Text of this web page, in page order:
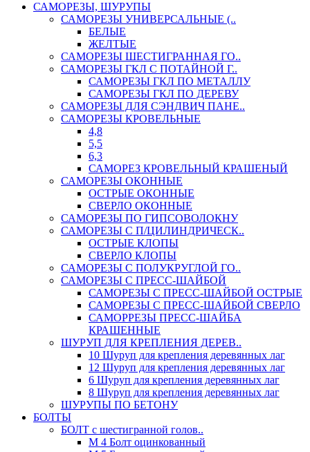
САМОРЕЗЫ, ШУРУПЫ
САМОРЕЗЫ УНИВЕРСАЛЬНЫЕ (..
БЕЛЫЕ
ЖЕЛТЫЕ
САМОРЕЗЫ ШЕСТИГРАННАЯ ГО..
САМОРЕЗЫ ГКЛ С ПОТАЙНОЙ Г..
САМОРЕЗЫ ГКЛ ПО МЕТАЛЛУ
САМОРЕЗЫ ГКЛ ПО ДЕРЕВУ
САМОРЕЗЫ ДЛЯ СЭНДВИЧ ПАНЕ..
САМОРЕЗЫ КРОВЕЛЬНЫЕ
4,8
5,5
6,3
САМОРЕЗ КРОВЕЛЬНЫЙ КРАШЕНЫЙ
САМОРЕЗЫ ОКОННЫЕ
ОСТРЫЕ ОКОННЫЕ
СВЕРЛО ОКОННЫЕ
САМОРЕЗЫ ПО ГИПСОВОЛОКНУ
САМОРЕЗЫ С П/ЦИЛИНДРИЧЕСК..
ОСТРЫЕ КЛОПЫ
СВЕРЛО КЛОПЫ
САМОРЕЗЫ С ПОЛУКРУГЛОЙ ГО..
САМОРЕЗЫ С ПРЕСС-ШАЙБОЙ
САМОРЕЗЫ С ПРЕСС-ШАЙБОЙ ОСТРЫЕ
САМОРЕЗЫ С ПРЕСС-ШАЙБОЙ СВЕРЛО
САМОРРЕЗЫ ПРЕСС-ШАЙБА
КРАШЕННЫЕ
ШУРУП ДЛЯ КРЕПЛЕНИЯ ДЕРЕВ..
10 Шуруп для крепления деревянных лаг
12 Шуруп для крепления деревянных лаг
6 Шуруп для крепления деревянных лаг
8 Шуруп для крепления деревянных лаг
ШУРУПЫ ПО БЕТОНУ
БОЛТЫ
БОЛТ с шестигранной голов..
М 4 Болт оцинкованный